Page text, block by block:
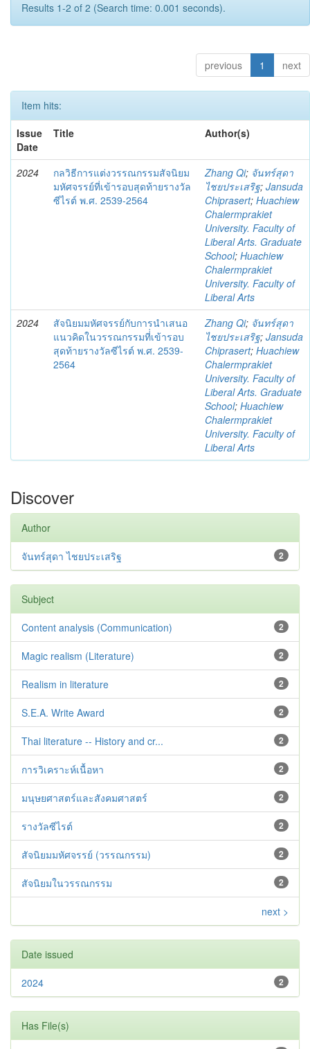
Results 1-2 of 2 (Search time: 0.001 seconds).
previous 1 next
Item hits:
Issue
Date
Title Author(s)
2024
กลวิธีการแต่งวรรณกรรมสัจนิยม
มหัศจรรย์ที่เข้ารอบสุดท้ายรางวัล
ซีไรต์ พ.ศ. 2539-2564
Zhang Qi; จันทร์สุดา
ไชยประเสริฐ; Jansuda
Chiprasert; Huachiew
Chalermprakiet
University. Faculty of
Liberal Arts. Graduate
School; Huachiew
Chalermprakiet
University. Faculty of
Liberal Arts
2024
สัจนิยมมหัศจรรย์กับการนำเสนอ
แนวคิดในวรรณกรรมที่่เข้ารอบ
สุดท้ายรางวัลซีไรต์ พ.ศ. 2539-
2564
Zhang Qi; จันทร์สุดา
ไชยประเสริฐ; Jansuda
Chiprasert; Huachiew
Chalermprakiet
University. Faculty of
Liberal Arts. Graduate
School; Huachiew
Chalermprakiet
University. Faculty of
Liberal Arts
Discover
Author
2
จันทร์สุดา ไชยประเสริฐ
Subject
2
Content analysis (Communication)
2
Magic realism (Literature)
2
Realism in literature
2
S.E.A. Write Award
2
Thai literature -- History and cr...
2
การวิเคราะห์เนื้อหา
2
มนุษยศาสตร์และสังคมศาสตร์
2
รางวัลซีไรต์
2
สัจนิยมมหัศจรรย์ (วรรณกรรม)
2
สัจนิยมในวรรณกรรม
next >
Date issued
2
2024
Has File(s)